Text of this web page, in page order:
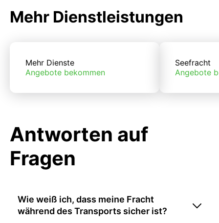
Mehr Dienstleistungen
Mehr Dienste
Angebote bekommen
Seefracht
Angebote
Antworten auf
Fragen
Wie weiß ich, dass meine Fracht
während des Transports sicher ist?